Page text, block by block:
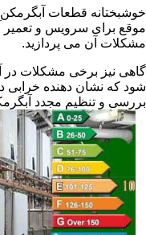
خوشبختانه قطعات آبگرمکن
موقع برای سرویس و تعمیر
مشکلات آن می پردازید.
گاهی نیز برخی مشکلات در
شود که نشان دهنده خرابی
بررسی و تنظیم مجدد